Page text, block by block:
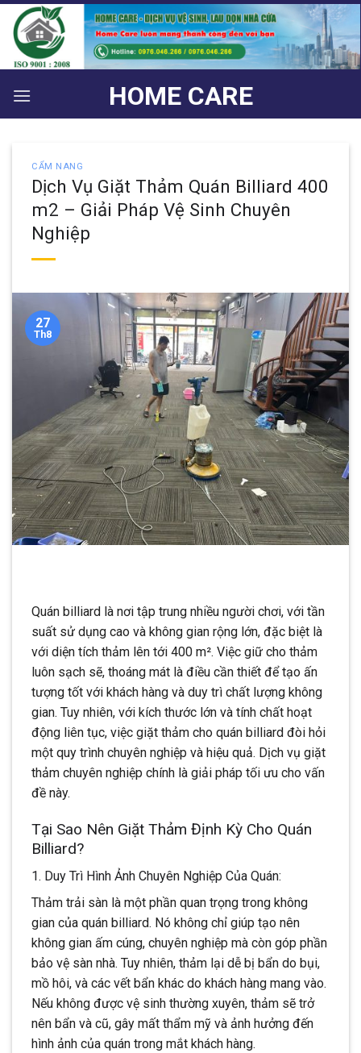
Bỏ
qua
nội
dung
HOME CARE
CẨM NANG
Dịch Vụ Giặt Thảm Quán Billiard 400
m2 – Giải Pháp Vệ Sinh Chuyên
Nghiệp
27
Th8
Quán billiard là nơi tập trung nhiều người chơi, với tần
suất sử dụng cao và không gian rộng lớn, đặc biệt là
với diện tích thảm lên tới 400 m². Việc giữ cho thảm
luôn sạch sẽ, thoáng mát là điều cần thiết để tạo ấn
tượng tốt với khách hàng và duy trì chất lượng không
gian. Tuy nhiên, với kích thước lớn và tính chất hoạt
động liên tục, việc giặt thảm cho quán billiard đòi hỏi
một quy trình chuyên nghiệp và hiệu quả. Dịch vụ giặt
thảm chuyên nghiệp chính là giải pháp tối ưu cho vấn
đề này.
Tại Sao Nên Giặt Thảm Định Kỳ Cho Quán
Billiard?
1. Duy Trì Hình Ảnh Chuyên Nghiệp Của Quán:
Thảm trải sàn là một phần quan trọng trong không
gian của quán billiard. Nó không chỉ giúp tạo nên
không gian ấm cúng, chuyên nghiệp mà còn góp phần
bảo vệ sàn nhà. Tuy nhiên, thảm lại dễ bị bẩn do bụi,
mồ hôi, và các vết bẩn khác do khách hàng mang vào.
Nếu không được vệ sinh thường xuyên, thảm sẽ trở
nên bẩn và cũ, gây mất thẩm mỹ và ảnh hưởng đến
hình ảnh của quán trong mắt khách hàng.